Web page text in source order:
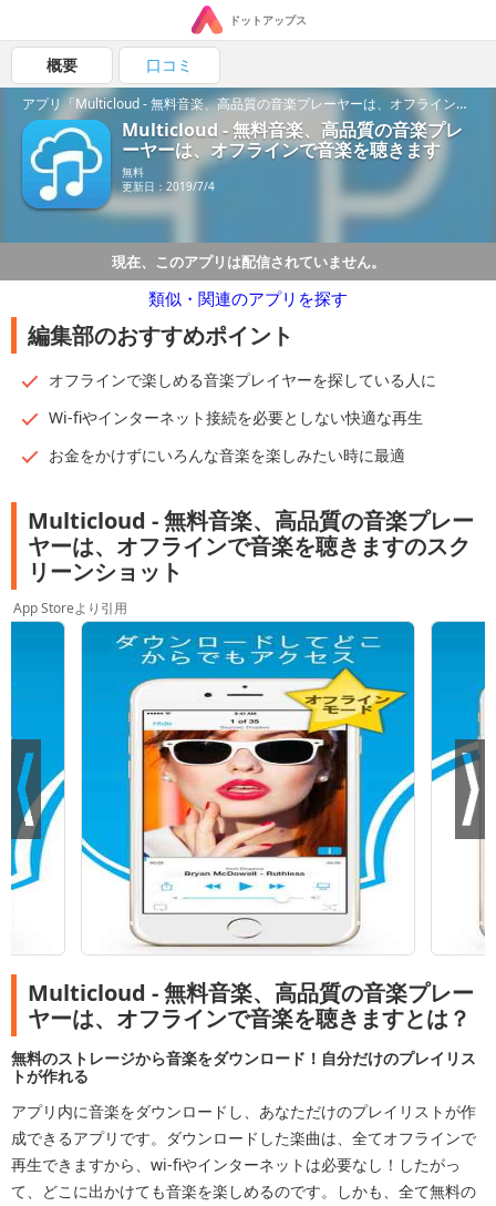
ドットアップス
概要 口コミ
アプリ「Multicloud - 無料音楽、高品質の音楽プレーヤーは、オフラインで音楽を聴きます」の魅力を紹介！
Multicloud - 無料音楽、高品質の音楽プレ
ーヤーは、オフラインで音楽を聴きます
無料
更新日：2019/7/4
現在、このアプリは配信されていません。
類似・関連のアプリを探す
編集部のおすすめポイント
オフラインで楽しめる音楽プレイヤーを探している人に
Wi-fiやインターネット接続を必要としない快適な再生
お金をかけずにいろんな音楽を楽しみたい時に最適
Multicloud - 無料音楽、高品質の音楽プレー
ヤーは、オフラインで音楽を聴きますのスク
リーンショット
App Storeより引用
Multicloud - 無料音楽、高品質の音楽プレー
ヤーは、オフラインで音楽を聴きますとは？
無料のストレージから音楽をダウンロード！自分だけのプレイリス​
トが作れる
アプリ内に音楽をダウンロードし、あなただけのプレイリストが作​
成できるアプリです。ダウンロードした楽曲は、全てオフラインで​
再生できますから、wi-fiやインターネットは必要なし！した​がっ
て、どこに出かけても音楽を楽しめるのです。しかも、全て無​料の